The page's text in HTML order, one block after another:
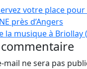
votre place
près d’Angers
la musique à Briollay
mail ne sera pas